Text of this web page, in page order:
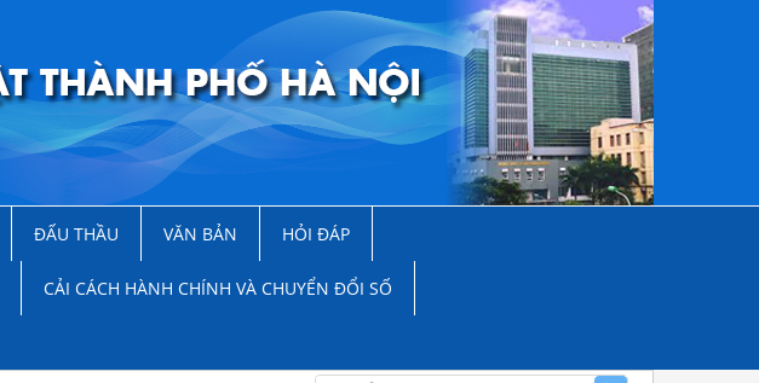
ĐẤU THẦU VĂN BẢN HỎI ĐÁP
CẢI CÁCH HÀNH CHÍNH VÀ CHUYỂN ĐỔI SỐ